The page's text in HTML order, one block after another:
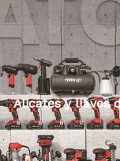
Alicates y llaves